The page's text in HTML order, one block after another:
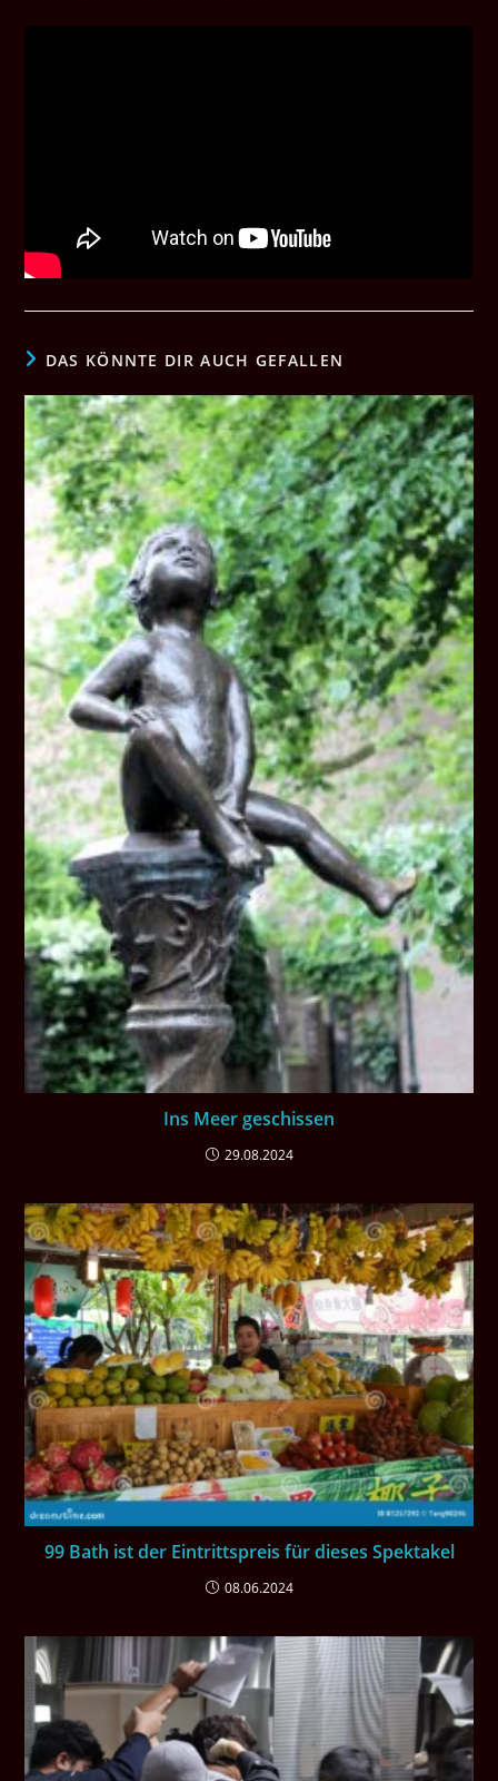
DAS KÖNNTE DIR AUCH GEFALLEN
Ins Meer geschissen
29.08.2024
99 Bath ist der Eintrittspreis für dieses Spektakel
08.06.2024